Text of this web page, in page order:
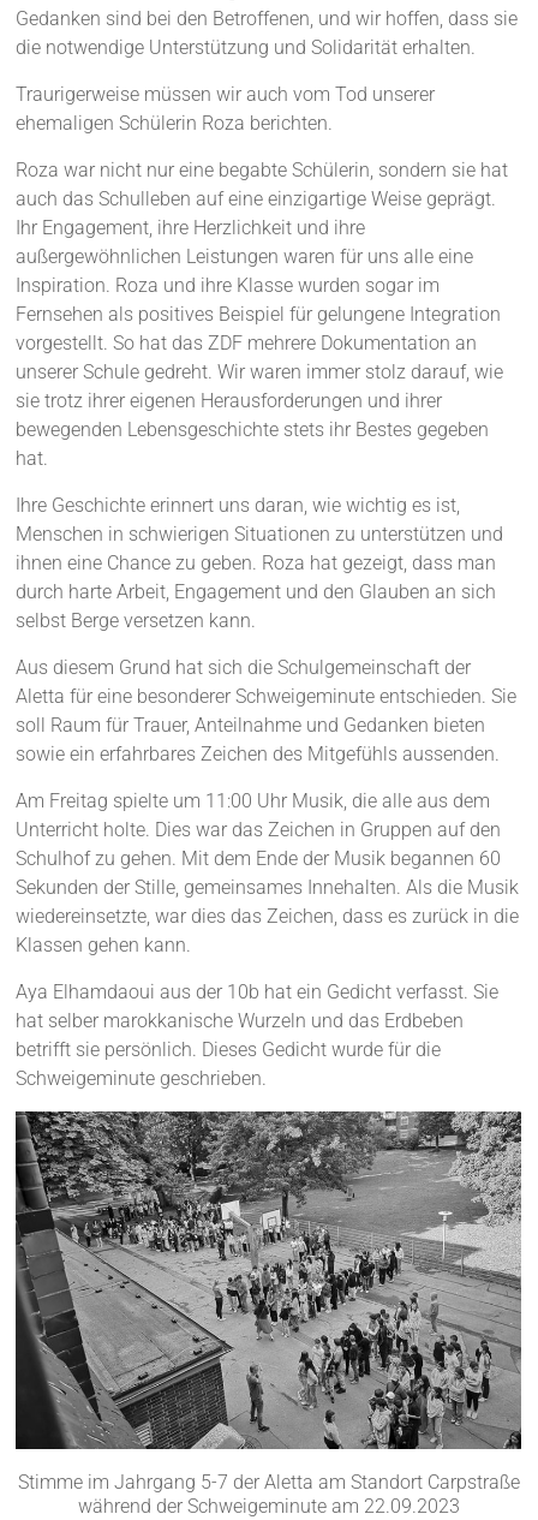
Gedanken sind bei den Betroffenen, und wir hoffen, dass sie
die notwendige Unterstützung und Solidarität erhalten.
Traurigerweise müssen wir auch vom Tod unserer
ehemaligen Schülerin Roza berichten.
Roza war nicht nur eine begabte Schülerin, sondern sie hat
auch das Schulleben auf eine einzigartige Weise geprägt.
Ihr Engagement, ihre Herzlichkeit und ihre
außergewöhnlichen Leistungen waren für uns alle eine
Inspiration. Roza und ihre Klasse wurden sogar im
Fernsehen als positives Beispiel für gelungene Integration
vorgestellt. So hat das ZDF mehrere Dokumentation an
unserer Schule gedreht. Wir waren immer stolz darauf, wie
sie trotz ihrer eigenen Herausforderungen und ihrer
bewegenden Lebensgeschichte stets ihr Bestes gegeben
hat.
Ihre Geschichte erinnert uns daran, wie wichtig es ist,
Menschen in schwierigen Situationen zu unterstützen und
ihnen eine Chance zu geben. Roza hat gezeigt, dass man
durch harte Arbeit, Engagement und den Glauben an sich
selbst Berge versetzen kann.
Aus diesem Grund hat sich die Schulgemeinschaft der
Aletta für eine besonderer Schweigeminute entschieden. Sie
soll Raum für Trauer, Anteilnahme und Gedanken bieten
sowie ein erfahrbares Zeichen des Mitgefühls aussenden.
Am Freitag spielte um 11:00 Uhr Musik, die alle aus dem
Unterricht holte. Dies war das Zeichen in Gruppen auf den
Schulhof zu gehen. Mit dem Ende der Musik begannen 60
Sekunden der Stille, gemeinsames Innehalten. Als die Musik
wiedereinsetzte, war dies das Zeichen, dass es zurück in die
Klassen gehen kann.
Aya Elhamdaoui aus der 10b hat ein Gedicht verfasst. Sie
hat selber marokkanische Wurzeln und das Erdbeben
betrifft sie persönlich. Dieses Gedicht wurde für die
Schweigeminute geschrieben.
Stimme im Jahrgang 5-7 der Aletta am Standort Carpstraße
während der Schweigeminute am 22.09.2023